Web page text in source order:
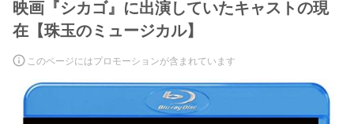
映画『シカゴ』に出演していたキャストの現
在【珠玉のミュージカル】
このページにはプロモーションが含まれています